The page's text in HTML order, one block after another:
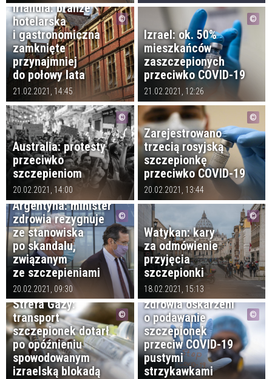
Irlandia: branże
hotelarska
i gastronomiczna
zamknięte
przynajmniej
do połowy lata
21.02.2021, 14:45
Izrael: ok. 50%
mieszkańców
zaszczepionych
przeciwko COVID-19
21.02.2021, 12:26
Australia: protesty
przeciwko
szczepieniom
20.02.2021, 14:00
Zarejestrowano
trzecią rosyjską
szczepionkę
przeciwko COVID-19
20.02.2021, 13:44
Argentyna: minister
zdrowia rezygnuje
ze stanowiska
po skandalu,
związanym
ze szczepieniami
20.02.2021, 09:30
Watykan: kary
za odmówienie
przyjęcia
szczepionki
18.02.2021, 15:13
Strefa Gazy:
transport
szczepionek dotarł
po opóźnieniu
spowodowanym
izraelską blokadą
Brazylia:
pracownicy służby
zdrowia oskarżeni
o podawanie
szczepionek
przeciw COVID-19
pustymi
strzykawkami